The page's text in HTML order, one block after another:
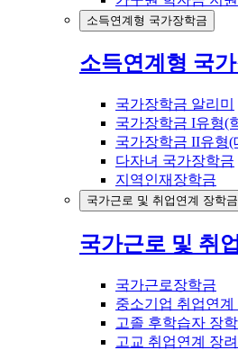
소득연계형 국가장학금
소득연계형 국
국가장학금 알리미
국가장학금 I유형(
국가장학금 II유형
다자녀 국가장학금
지역인재장학금
국가근로 및 취업연계 장학금
국가근로 및 취
국가근로장학금
중소기업 취업연
고졸 후학습자 장
고교 취업연계 장